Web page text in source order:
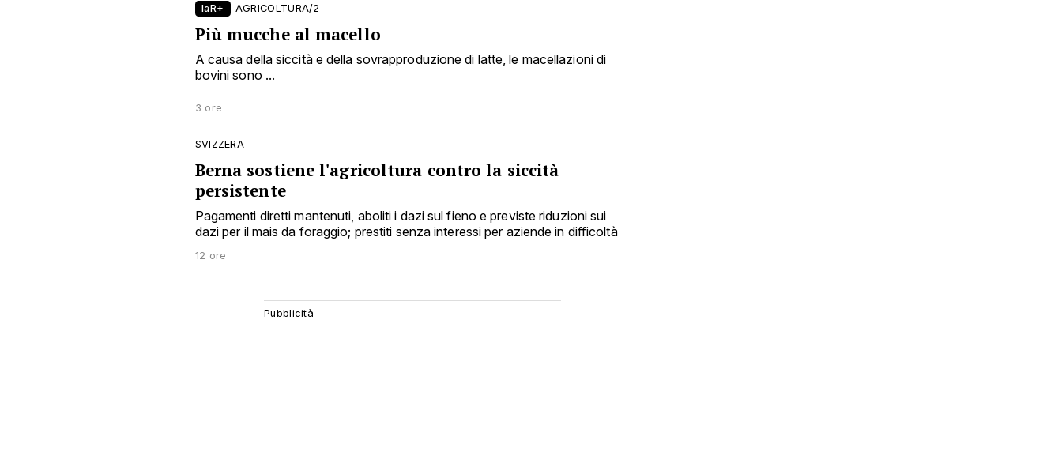
laR+ AGRICOLTURA/2
Più mucche al macello
A causa della siccità e della sovrapproduzione di latte, le macellazioni di
bovini sono ...
3 ore
SVIZZERA
Berna sostiene l'agricoltura contro la siccità
persistente
Pagamenti diretti mantenuti, aboliti i dazi sul fieno e previste riduzioni sui
dazi per il mais da foraggio; prestiti senza interessi per aziende in difficoltà
12 ore